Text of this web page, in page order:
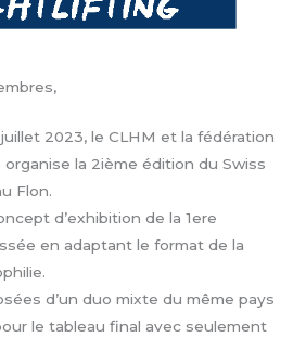
2023, le CLHM et la fédération
organise la 2ième édition du Swiss
Flon.
d’exhibition de la 1ere
en adaptant le format de la
d’un duo mixte du même pays
le tableau final avec seulement